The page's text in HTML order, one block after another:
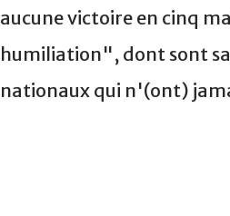
aucune victoire en cinq
humiliation", dont sont
nationaux qui n'(ont)